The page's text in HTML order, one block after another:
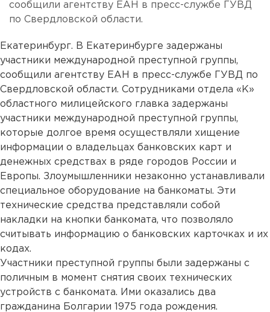
сообщили агентству ЕАН в пресс-службе ГУВД
по Свердловской области.
Екатеринбург. В Екатеринбурге задержаны
участники международной преступной группы,
сообщили агентству ЕАН в пресс-службе ГУВД по
Свердловской области. Сотрудниками отдела «К»
областного милицейского главка задержаны
участники международной преступной группы,
которые долгое время осуществляли хищение
информации о владельцах банковских карт и
денежных средствах в ряде городов России и
Европы. Злоумышленники незаконно устанавливали
специальное оборудование на банкоматы. Эти
технические средства представляли собой
накладки на кнопки банкомата, что позволяло
считывать информацию о банковских карточках и их
кодах.
Участники преступной группы были задержаны с
поличным в момент снятия своих технических
устройств с банкомата. Ими оказались два
гражданина Болгарии 1975 года рождения.